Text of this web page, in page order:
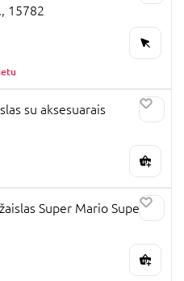
15782
su aksesuarais
Super Mario Super